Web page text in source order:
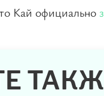
Кай официально